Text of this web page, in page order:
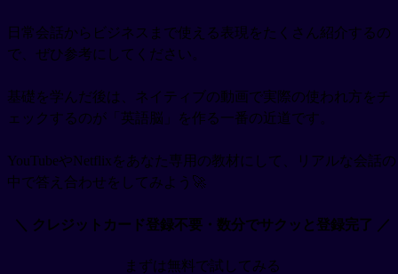
日常会話からビジネスまで使える表現をたくさん紹介するの
で、ぜひ参考にしてください。
基礎を学んだ後は、ネイティブの動画で実際の使われ方をチ
ェックするのが「英語脳」を作る一番の近道です。
YouTubeやNetflixをあなた専用の教材にして、リアルな会話の
中で答え合わせをしてみよう🚀
＼ クレジットカード登録不要・数分でサクッと登録完了 ／
まずは無料で試してみる